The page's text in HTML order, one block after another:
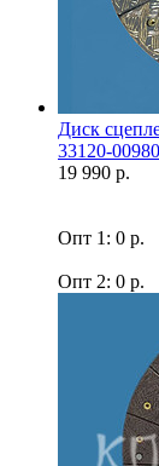
Диск
33120-
19 990 р.
Опт 1: 0 р.
Опт 2: 0 р.